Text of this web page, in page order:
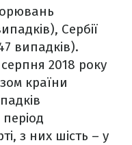
Сербії
випадків).
2018 року
країни
з них шість – у